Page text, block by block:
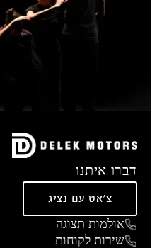
דברו איתנו
צ'אט עם נציג
אולמות תצוגה
שירות לקוחות